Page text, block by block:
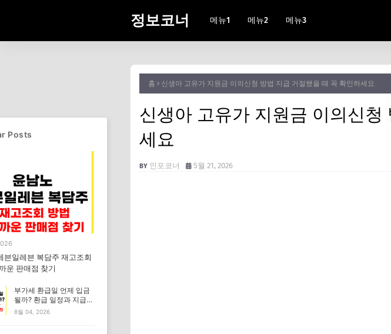
정보코너 메뉴1 메뉴2 메뉴3
홈 신생아 고유가 지원금 이의신청 방법 지급 거절됐을 때 꼭 확인하세요
신생아 고유가 지원금 이의신
세요
인포코너 5월 21, 2026
Posts
븐일레븐 복담주 재고조회
운 판매점 찾기
부가세 환급일 언제 입금
될까? 환급 일정과 지급일
총정리
8월 04, 2026